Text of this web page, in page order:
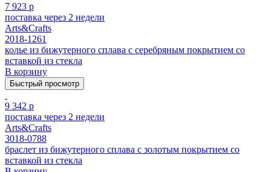
7 923 р
поставка через 2 недели
Arts&Crafts
2018-1261
колье из бижутерного сплава с серебряным покрытием cо
вставкой из стекла
В корзину
Быстрый просмотр
9 342 р
поставка через 2 недели
Arts&Crafts
3018-0788
браслет из бижутерного сплава с золотым покрытием cо
вставкой из стекла